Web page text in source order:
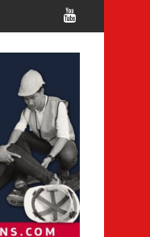
de Florida, tras
a sus